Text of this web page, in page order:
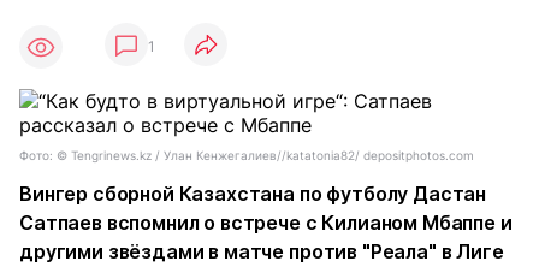
1
Фото: © Tengrinews.kz / Улан Кенжегалиев//katatonia82/ depositphotos.com
Вингер сборной Казахстана по футболу Дастан
Сатпаев вспомнил о встрече с Килианом Мбаппе и
другими звёздами в матче против "Реала" в Лиге